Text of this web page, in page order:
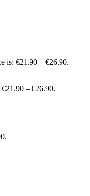
is: €21.90 – €26.90.
– €26.90.